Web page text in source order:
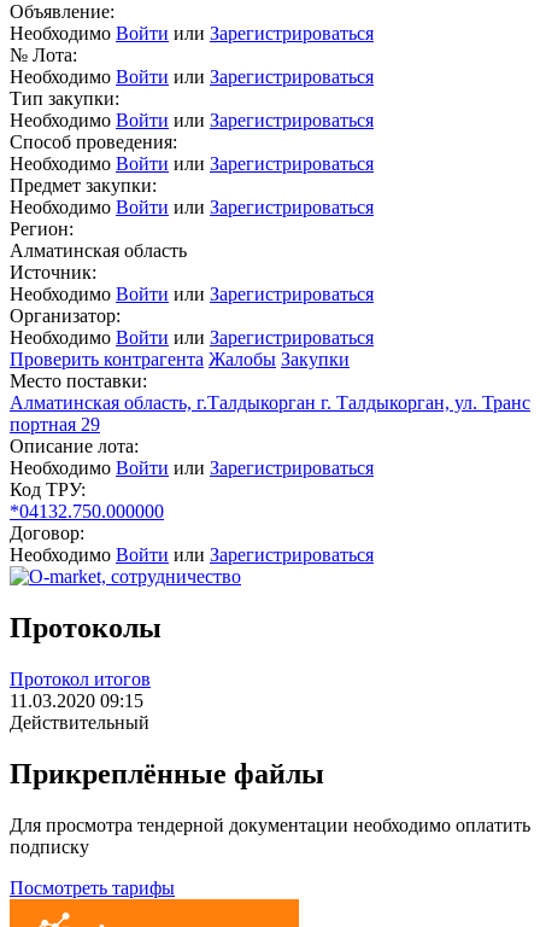
Объявление:
Необходимо Войти или Зарегистрироваться
№ Лота:
Необходимо Войти или Зарегистрироваться
Тип закупки:
Необходимо Войти или Зарегистрироваться
Способ проведения:
Необходимо Войти или Зарегистрироваться
Предмет закупки:
Необходимо Войти или Зарегистрироваться
Регион:
Алматинская область
Источник:
Необходимо Войти или Зарегистрироваться
Организатор:
Необходимо Войти или Зарегистрироваться
Проверить контрагента Жалобы Закупки
Место поставки:
Алматинская область, г.Талдыкорган г. Талдыкорган, ул. Транс
портная 29
Описание лота:
Необходимо Войти или Зарегистрироваться
Код ТРУ:
*04132.750.000000
Договор:
Необходимо Войти или Зарегистрироваться
Протоколы
Протокол итогов
11.03.2020 09:15
Действительный
Прикреплённые файлы
Для просмотра тендерной документации необходимо оплатить
подписку
Посмотреть тарифы